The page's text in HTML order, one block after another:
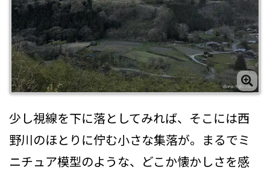
少し視線を下に落としてみれば、そこには西
野川のほとりに佇む小さな集落が。まるでミ
ニチュア模型のような、どこか懐かしさを感